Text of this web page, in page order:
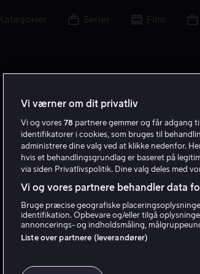
Kategorier Serier Film
Vi værner om dit privatliv
Vi og vores 78 partnere gemmer og får adgang
identifikatorer i cookies, som bruges til
administrere dine valg ved at klikke nedenfor.
hvis et behandlingsgrundlag er baseret på
via siden Privatlivspolitik. Dine valg deles med
Vi og vores partnere behandler data
Bruge præcise geografiske
identifikation. Opbevare og/eller tilgå
annoncerings- og indholdsmåling,
Liste over partnere (leverandører)